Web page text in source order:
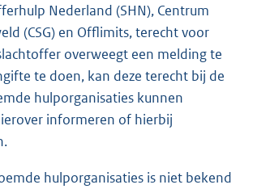
Nederland (SHN), Centrum
(CSG) en Offlimits, terecht voor
overweegt een melding te
te doen, kan deze terecht bij de
hulporganisaties kunnen
informeren of hierbij
hulporganisaties is niet bekend